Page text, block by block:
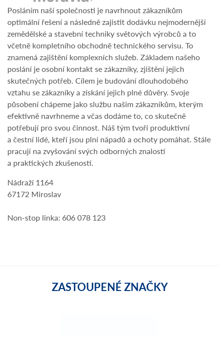
Posláním naší společnosti je navrhnout zákazníkům
optimální řešení a následně zajistit dodávku nejmodernější
zemědělské a stavební techniky světových výrobců a to
včetně kompletního obchodně technického servisu. To
znamená zajištění komplexních služeb. Základem našeho
poslání je osobní kontakt se zákazníky, zjištění jejich
skutečných potřeb. Cílem je budování dlouhodobého
vztahu se zákazníky a získání jejich plné důvěry. Svoje
působení chápeme jako službu našim zákazníkům, kterým
efektivně navrhneme a včas dodáme to, co skutečně
potřebují pro svou činnost. Náš tým tvoří produktivní
a čestní lidé, kteří jsou plní nápadů a ochoty pomáhat. Stále
pracují na zvyšování svých odborných znalostí
a praktických zkušeností.
Nádraží 1164
67172 Miroslav
Non-stop linka: 606 078 123
ZASTOUPENÉ ZNAČKY